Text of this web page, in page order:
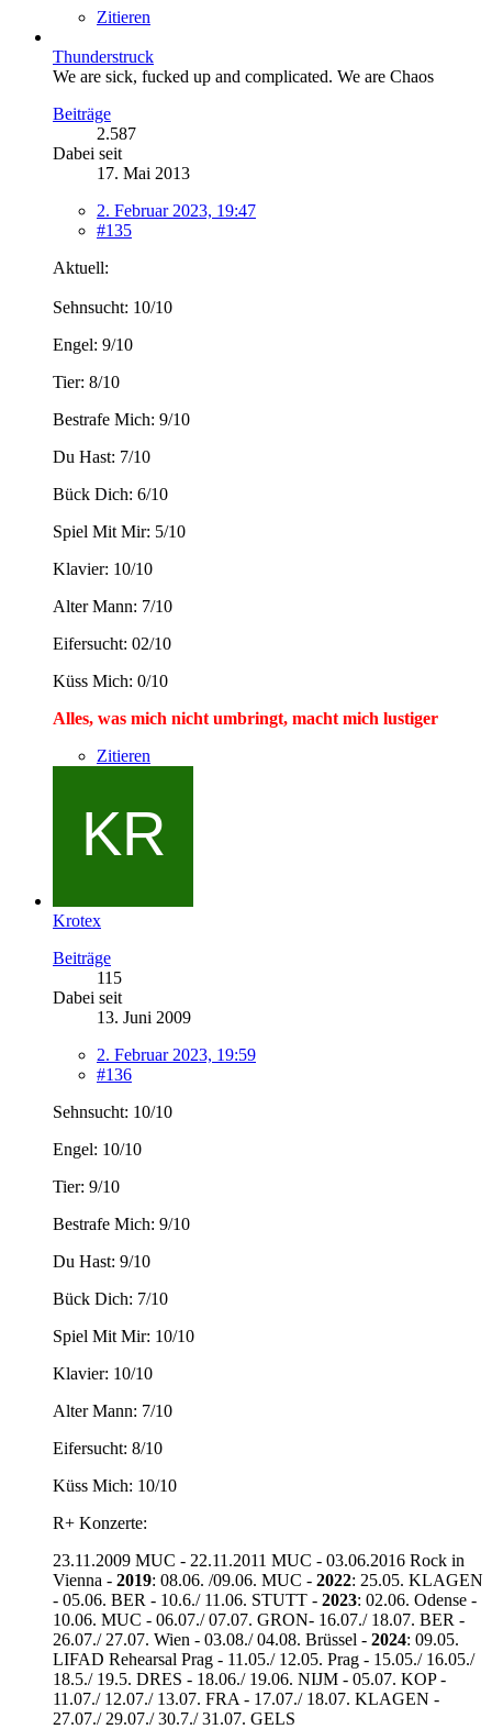
Zitieren
Thunderstruck
We are sick, fucked up and complicated. We are Chaos
Beiträge
2.587
Dabei seit
17. Mai 2013
2. Februar 2023, 19:47
#135
Aktuell:
Sehnsucht: 10/10
Engel: 9/10
Tier: 8/10
Bestrafe Mich: 9/10
Du Hast: 7/10
Bück Dich: 6/10
Spiel Mit Mir: 5/10
Klavier: 10/10
Alter Mann: 7/10
Eifersucht: 02/10
Küss Mich: 0/10
Alles, was mich nicht umbringt, macht mich lustiger
Zitieren
Krotex
Beiträge
115
Dabei seit
13. Juni 2009
2. Februar 2023, 19:59
#136
Sehnsucht: 10/10
Engel: 10/10
Tier: 9/10
Bestrafe Mich: 9/10
Du Hast: 9/10
Bück Dich: 7/10
Spiel Mit Mir: 10/10
Klavier: 10/10
Alter Mann: 7/10
Eifersucht: 8/10
Küss Mich: 10/10
R+ Konzerte:
23.11.2009 MUC - 22.11.2011 MUC - 03.06.2016 Rock in
Vienna - 2019: 08.06. /09.06. MUC - 2022: 25.05. KLAGEN
- 05.06. BER - 10.6./ 11.06. STUTT - 2023: 02.06. Odense -
10.06. MUC - 06.07./ 07.07. GRON- 16.07./ 18.07. BER -
26.07./ 27.07. Wien - 03.08./ 04.08. Brüssel - 2024: 09.05.
LIFAD Rehearsal Prag - 11.05./ 12.05. Prag - 15.05./ 16.05./
18.5./ 19.5. DRES - 18.06./ 19.06. NIJM - 05.07. KOP -
11.07./ 12.07./ 13.07. FRA - 17.07./ 18.07. KLAGEN -
27.07./ 29.07./ 30.7./ 31.07. GELS